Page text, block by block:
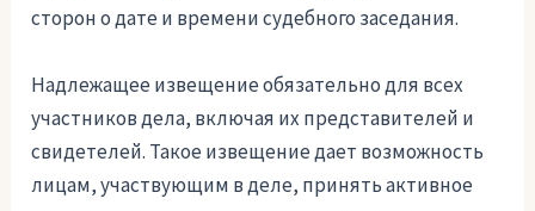
сторон о дате и времени судебного заседания.
Надлежащее извещение обязательно для всех
участников дела, включая их представителей и
свидетелей. Такое извещение дает возможность
лицам, участвующим в деле, принять активное